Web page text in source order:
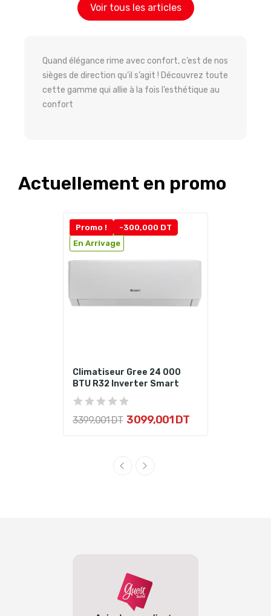
Voir tous les articles
Quand élégance rime avec confort, c’est de nos
sièges de direction qu’il s’agit ! Découvrez toute
cette gamme qui allie à la fois l’esthétique au
confort
Actuellement en promo
Promo !
-300,000 DT
En Arrivage
Climatiseur Gree 24 000
BTU R32 Inverter Smart
3 399,001 DT 3 099,001 DT